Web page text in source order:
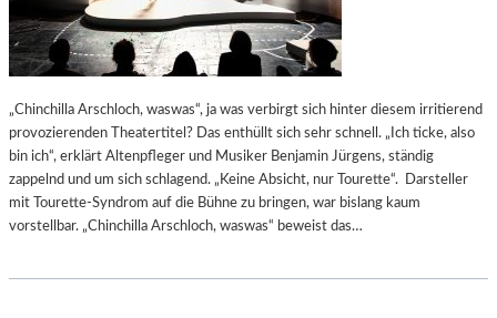
„Chinchilla Arschloch, waswas“, ja was verbirgt sich hinter diesem irritierend
provozierenden Theatertitel? Das enthüllt sich sehr schnell. „Ich ticke, also
bin ich“, erklärt Altenpfleger und Musiker Benjamin Jürgens, ständig
zappelnd und um sich schlagend. „Keine Absicht, nur Tourette“. Darsteller
mit Tourette-Syndrom auf die Bühne zu bringen, war bislang kaum
vorstellbar. „Chinchilla Arschloch, waswas“ beweist das…